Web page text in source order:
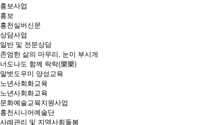
홍보사업
홍보
홍천실버신문
상담사업
일반 및 전문상담
존엄한 삶의 마무리, 눈이 부시게
너도나도 함께 락락(樂樂)
말벗도우미 양성교육
노년사회화교육
노년사회화교육
문화예술교육지원사업
홍천시니어예술단
사례관리 및 지역사회돌봄